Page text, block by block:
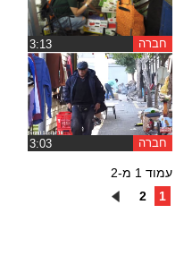
חברה
חברה
עמוד 1 מ-2
1
2